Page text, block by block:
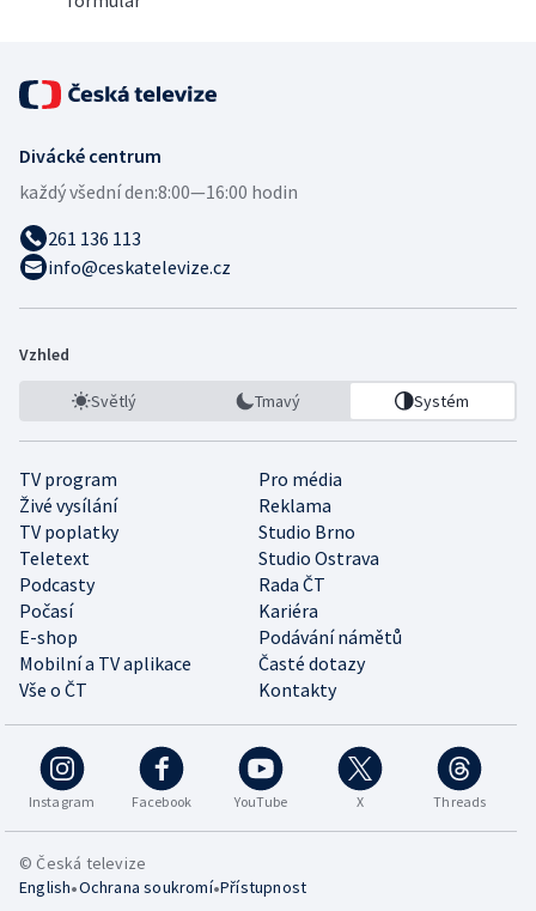
Divácké centrum
každý všední den:8:00—16:00 hodin
261 136 113
info@ceskatelevize.cz
Vzhled
Světlý Tmavý Systém
TV program
Pro média
Živé vysílání
Reklama
TV poplatky
Studio Brno
Teletext
Studio Ostrava
Podcasty
Rada ČT
Počasí
Kariéra
E-shop
Podávání námětů
Mobilní a TV aplikace
Časté dotazy
Vše o ČT
Kontakty
Instagram Facebook YouTube X Threads
© Česká televize
English•Ochrana soukromí•Přístupnost